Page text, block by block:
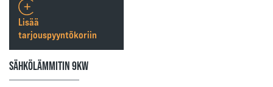
SÄHKÖLÄMMITIN 9KW
Lisää
tarjouspyyntökoriin